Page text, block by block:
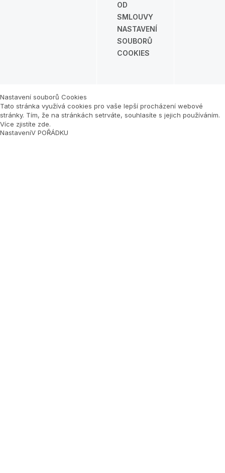
OD
SMLOUVY
NASTAVENÍ
SOUBORŮ
COOKIES
Nastavení souborů Cookies
Tato stránka využívá cookies pro vaše lepší procházení webové
stránky. Tím, že na stránkách setrváte, souhlasíte s jejich používáním.
Více zjistíte zde.
NastaveníV POŘÁDKU